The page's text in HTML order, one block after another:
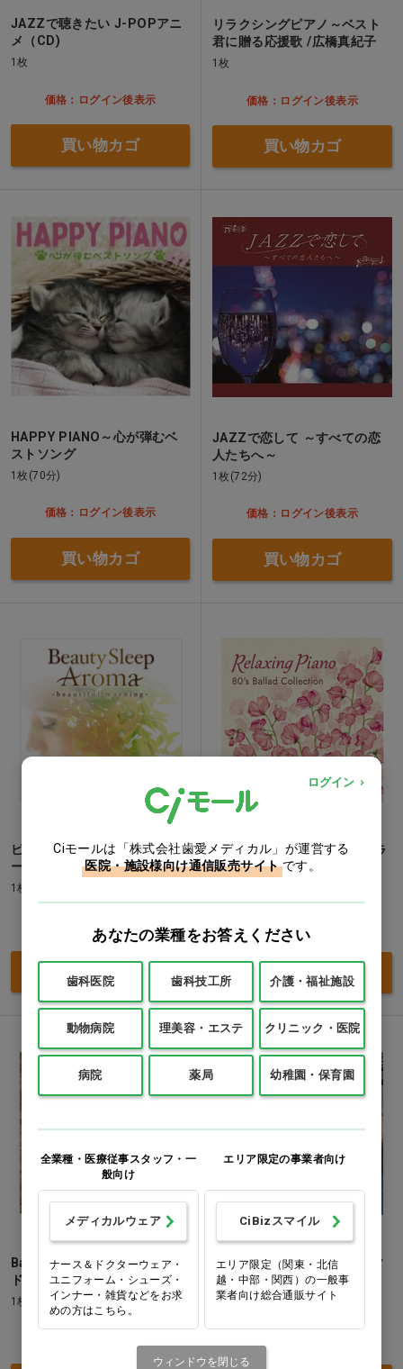
JAZZで聴きたい J-POPアニ
メ（CD)
1枚
価格：ログイン後表示
買い物カゴ
リラクシングピアノ～ベスト
君に贈る応援歌 /広橋真紀子
1枚
価格：ログイン後表示
買い物カゴ
HAPPY PIANO～心が弾むベ
ストソング
1枚(70分)
価格：ログイン後表示
買い物カゴ
JAZZで恋して ～すべての恋
人たちへ～
1枚(72分)
価格：ログイン後表示
買い物カゴ
ビューティスリープアロマ ヒ
ーリングアロマ
1枚
価格：ログイン後表示
買い物カゴ
リラクシングピアノ～80’バラ
ードコレクション
価格：ログイン後表示
買い物カゴ
Ballade in the Rain(バラー
ドインザレイン)
1枚(73分)
WINTER CAFE JAZZ ～ピア
ノが奏でる20のラブソング～
1枚(72分)
ログイン
Ciモールは「株式会社歯愛メディカル」が運営する
医院・施設様向け通信販売サイト です。
あなたの業種をお答えください
歯科医院 歯科技工所 介護・福祉施設
動物病院 理美容・エステ クリニック・医院
病院 薬局 幼稚園・保育園
全業種・医療従事スタッフ・一
般向け
メディカルウェア
ナース＆ドクターウェア・
ユニフォーム・シューズ・
インナー・雑貨などをお求
めの方はこちら。
エリア限定の事業者向け
CiBizスマイル
エリア限定（関東・北信
越・中部・関西）の一般事
業者向け総合通販サイト
ウィンドウを閉じる